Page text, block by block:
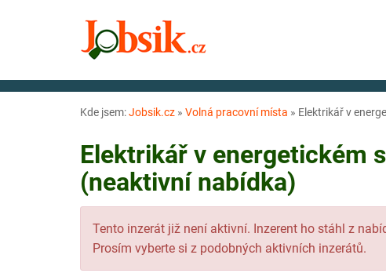
Kde jsem:Jobsik.cz » Volná pracovní místa » Elektrikář v
Elektrikář v energetickém
(neaktivní nabídka)
Tento inzerát již není aktivní. Inzerent ho stáhl z
Prosím vyberte si z podobných aktivních inzerátů.